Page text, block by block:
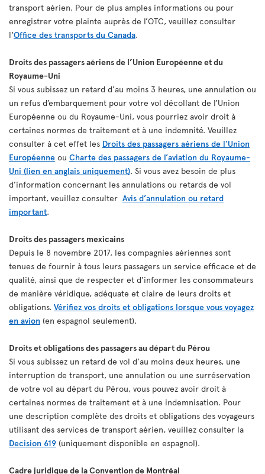
transport aérien. Pour de plus amples informations ou pour
enregistrer votre plainte auprès de l’OTC, veuillez consulter
l'Office des transports du Canada.
Droits des passagers aériens de l’Union Européenne et du
Royaume-Uni
Si vous subissez un retard d’au moins 3 heures, une annulation ou
un refus d’embarquement pour votre vol décollant de l’Union
Européenne ou du Royaume-Uni, vous pourriez avoir droit à
certaines normes de traitement et à une indemnité. Veuillez
consulter à cet effet les Droits des passagers aériens de l'Union
Européenne ou Charte des passagers de l’aviation du Royaume-
Uni (lien en anglais uniquement). Si vous avez besoin de plus
d’information concernant les annulations ou retards de vol
important, veuillez consulter Avis d’annulation ou retard
important.
Droits des passagers mexicains
Depuis le 8 novembre 2017, les compagnies aériennes sont
tenues de fournir à tous leurs passagers un service efficace et de
qualité, ainsi que de respecter et d'informer les consommateurs
de manière véridique, adéquate et claire de leurs droits et
obligations. Vérifiez vos droits et obligations lorsque vous voyagez
en avion (en espagnol seulement).
Droits et obligations des passagers au départ du Pérou
Si vous subissez un retard de vol d'au moins deux heures, une
interruption de transport, une annulation ou une surréservation
de votre vol au départ du Pérou, vous pouvez avoir droit à
certaines normes de traitement et à une indemnisation. Pour
une description complète des droits et obligations des voyageurs
utilisant des services de transport aérien, veuillez consulter la
Decision 619 (uniquement disponible en espagnol).
Cadre juridique de la Convention de Montréal